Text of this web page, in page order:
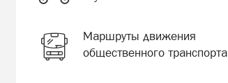
Маршруты движения
общественного транспорта